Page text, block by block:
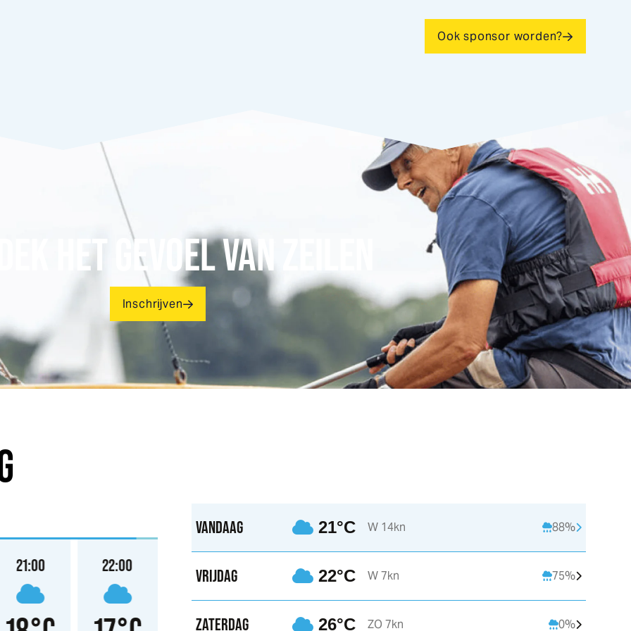
Ook sponsor worden?
HET GEVOEL VAN ZEILEN
Inschrijven
21:00 22:00 23:00
VANDAAG 21°C W 14kn 88%
VRIJDAG 22°C W 7kn 75%
ZATERDAG 26°C ZO 7kn 0%